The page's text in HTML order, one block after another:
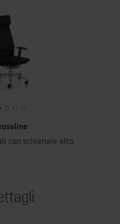
con schienale alto.